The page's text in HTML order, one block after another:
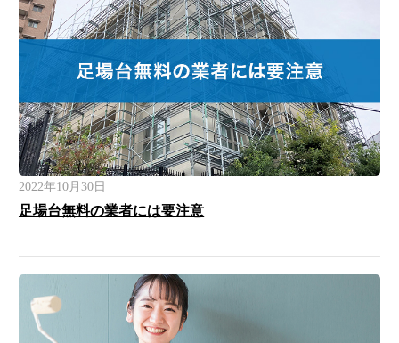
2022年10月30日
足場台無料の業者には要注意